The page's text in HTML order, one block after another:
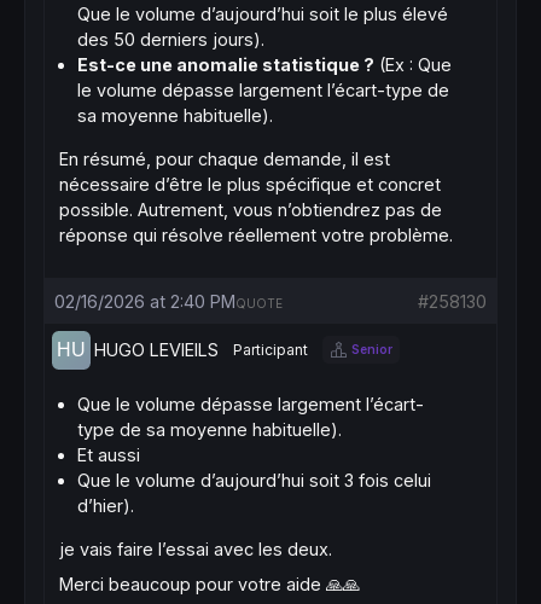
Que le volume d’aujourd’hui soit le plus élevé
des 50 derniers jours).
Est-ce une anomalie statistique ? (Ex : Que
le volume dépasse largement l’écart-type de
sa moyenne habituelle).
En résumé, pour chaque demande, il est
nécessaire d’être le plus spécifique et concret
possible. Autrement, vous n’obtiendrez pas de
réponse qui résolve réellement votre problème.
02/16/2026 at 2:40 PM #258130
QUOTE
HUGO LEVIEILS Participant Senior
Que le volume dépasse largement l’écart-
type de sa moyenne habituelle).
Et aussi
Que le volume d’aujourd’hui soit 3 fois celui
d’hier).
je vais faire l’essai avec les deux.
Merci beaucoup pour votre aide 🙏🙏